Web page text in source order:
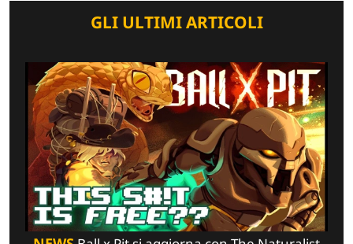
GLI ULTIMI ARTICOLI